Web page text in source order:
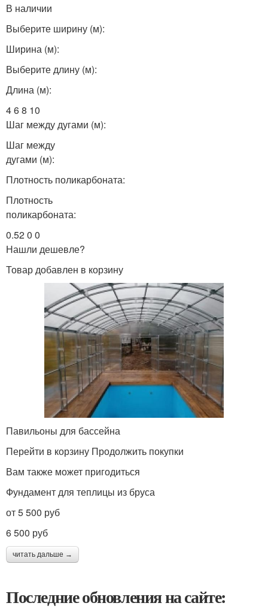
В наличии
Выберите ширину (м):
Ширина (м):
Выберите длину (м):
Длина (м):
4 6 8 10
Шаг между дугами (м):
Шаг между
дугами (м):
Плотность поликарбоната:
Плотность
поликарбоната:
0.52 0 0
Нашли дешевле?
Товар добавлен в корзину
Павильоны для бассейна
Перейти в корзину Продолжить покупки
Вам также может пригодиться
Фундамент для теплицы из бруса
от 5 500 руб
6 500 руб
читать дальше →
Последние обновления на сайте: